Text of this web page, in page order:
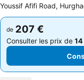
Youssif Afifi Road,
de 207 €
Consulter les prix de
de 207 €
Consulter les prix de